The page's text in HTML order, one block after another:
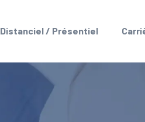
Distanciel / Présentiel